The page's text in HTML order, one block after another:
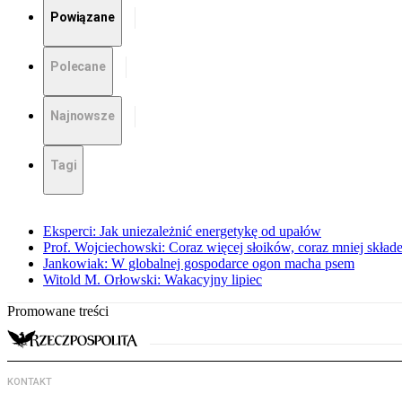
Powiązane
Polecane
Najnowsze
Tagi
Eksperci: Jak uniezależnić energetykę od upałów
Prof. Wojciechowski: Coraz więcej słoików, coraz mniej
Jankowiak: W globalnej gospodarce ogon macha psem
Witold M. Orłowski: Wakacyjny lipiec
Promowane treści
KONTAKT